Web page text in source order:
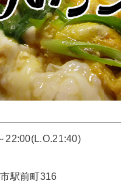
22:00(L.O.21:40)
駅前町316